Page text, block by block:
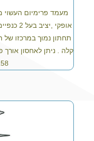
מעמד פרימיום
אופקי
תחתון נמוך במרכזו
158 ס"מ.